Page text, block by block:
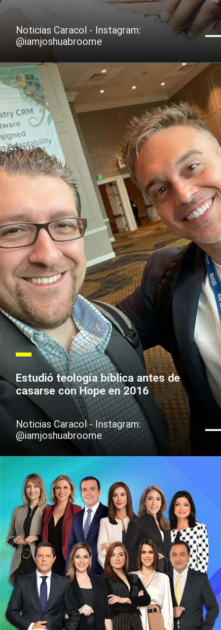
Noticias Caracol - Instagram:
@iamjoshuabroome
Estudió teología bíblica antes de
casarse con Hope en 2016
Noticias Caracol - Instagram:
@iamjoshuabroome